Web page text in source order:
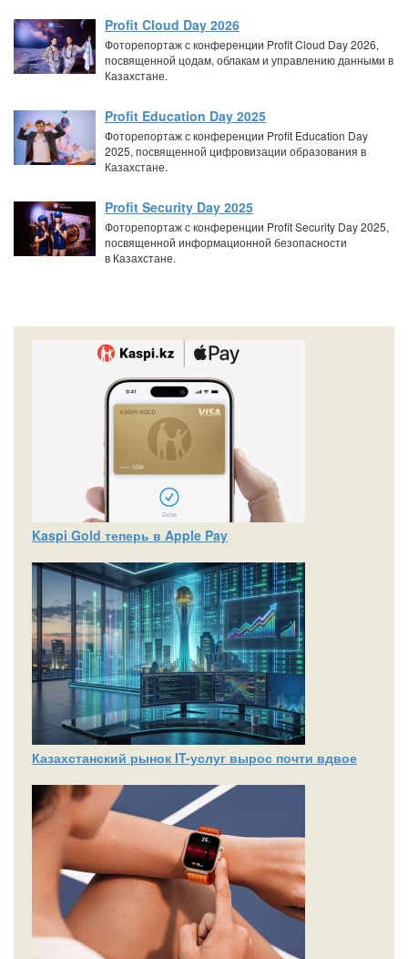
Profit Cloud Day 2026
Фоторепортаж с конференции Profit Cloud Day 2026,
посвященной цодам, облакам и управлению данными в
Казахстане.
Profit Education Day 2025
Фоторепортаж с конференции Profit Education Day
2025, посвященной цифровизации образования в
Казахстане.
Profit Security Day 2025
Фоторепортаж с конференции Profit Security Day 2025,
посвященной информационной безопасности
в Казахстане.
Kaspi Gold теперь в Apple Pay
Казахстанский рынок IT-услуг вырос почти вдвое